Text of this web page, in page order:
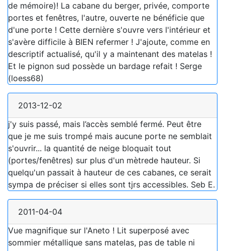
de mémoire)! La cabane du berger, privée, comporte
portes et fenêtres, l'autre, ouverte ne bénéficie que
d'une porte ! Cette dernière s'ouvre vers l'intérieur et
s'avère difficile à BIEN refermer ! J'ajoute, comme en
descriptif actualisé, qu'il y a maintenant des matelas !
Et le pignon sud possède un bardage refait ! Serge
(loess68)
2013-12-02
j'y suis passé, mais l’accès semblé fermé. Peut être
que je me suis trompé mais aucune porte ne semblait
s'ouvrir... la quantité de neige bloquait tout
(portes/fenêtres) sur plus d'un mètrede hauteur. Si
quelqu'un passait à hauteur de ces cabanes, ce serait
sympa de préciser si elles sont tjrs accessibles. Seb E.
2011-04-04
Vue magnifique sur l'Aneto ! Lit superposé avec
sommier métallique sans matelas, pas de table ni